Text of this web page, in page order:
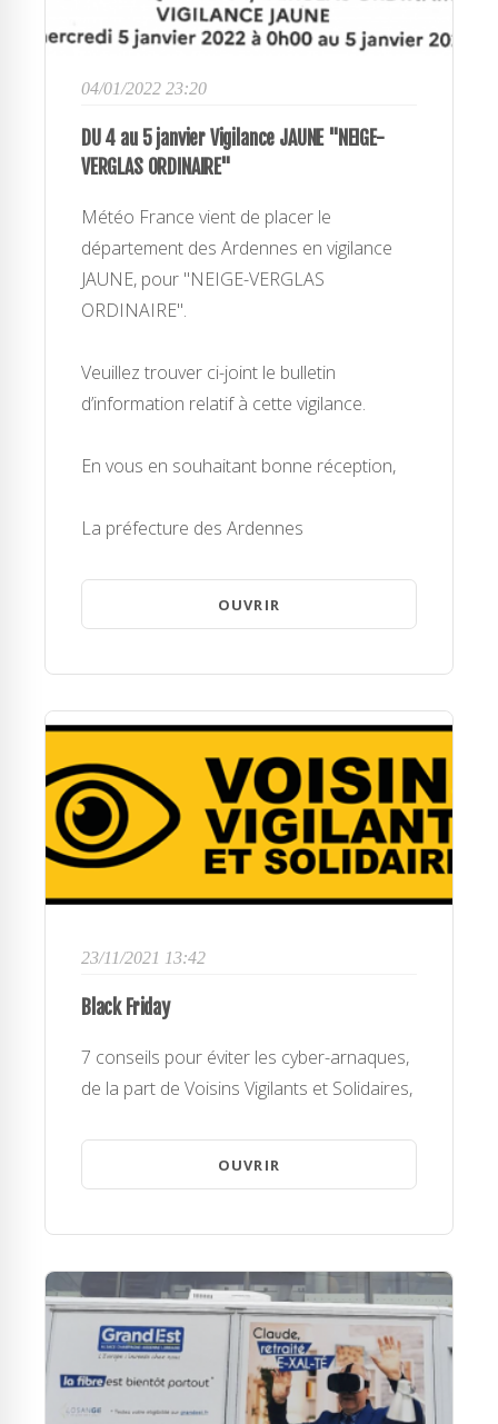
04/01/2022 23:20
DU 4 au 5 janvier Vigilance JAUNE "NEIGE-
VERGLAS ORDINAIRE"
Météo France vient de placer le
département des Ardennes en vigilance
JAUNE, pour "NEIGE-VERGLAS
ORDINAIRE".
Veuillez trouver ci-joint le bulletin
d’information relatif à cette vigilance.
En vous en souhaitant bonne réception,
La préfecture des Ardennes
OUVRIR
23/11/2021 13:42
Black Friday
7 conseils pour éviter les cyber-arnaques,
de la part de Voisins Vigilants et Solidaires,
OUVRIR